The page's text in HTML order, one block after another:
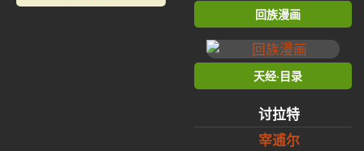
回族漫画
天经·目录
讨拉特
宰逋尔